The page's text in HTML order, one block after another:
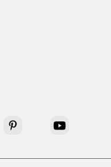
Pinterest YouTube